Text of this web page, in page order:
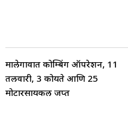
मालेगावात कोम्बिंग ऑपरेशन, 11
तलवारी, 3 कोयते आणि 25
मोटारसायकल जप्त